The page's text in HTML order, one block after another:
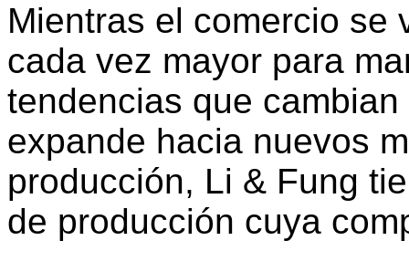
Mientras el comercio se
cada vez mayor para
tendencias que
expande hacia nuevos
producción, Li & Fung
de producción cuya